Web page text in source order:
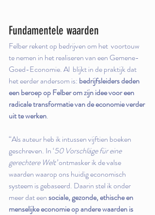
Fundamentele waarden
Felber rekent op bedrijven om het  voortouw
te nemen in het realiseren van een Gemene-
Goed-Economie. Al  blijkt in de praktijk dat
het eerder andersom is: bedrijfsleiders deden
een beroep op Felber om zijn idee voor een
radicale transformatie van de economie verder
uit te werken.
“Als auteur heb ik intussen vijftien boeken
geschreven. In ‘50 Vorschläge für eine
gerechtere Welt’ ontmasker ik de valse
waarden waarop ons huidig economisch
systeem is gebaseerd. Daarin stel ik onder
meer dat een sociale, gezonde, ethische en
menselijke economie op andere waarden is